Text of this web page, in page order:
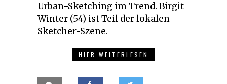
Urban-Sketching im Trend. Birgit
Winter (54) ist Teil der lokalen
Sketcher-Szene.
HIER WEITERLESEN